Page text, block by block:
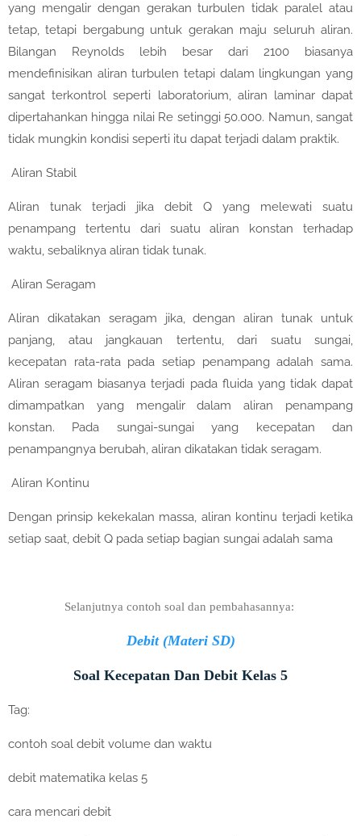
yang mengalir dengan gerakan turbulen tidak paralel atau
tetap, tetapi bergabung untuk gerakan maju seluruh aliran.
Bilangan Reynolds lebih besar dari 2100 biasanya
mendefinisikan aliran turbulen tetapi dalam lingkungan yang
sangat terkontrol seperti laboratorium, aliran laminar dapat
dipertahankan hingga nilai Re setinggi 50.000. Namun, sangat
tidak mungkin kondisi seperti itu dapat terjadi dalam praktik.
Aliran Stabil
Aliran tunak terjadi jika debit Q yang melewati suatu
penampang tertentu dari suatu aliran konstan terhadap
waktu, sebaliknya aliran tidak tunak.
Aliran Seragam
Aliran dikatakan seragam jika, dengan aliran tunak untuk
panjang, atau jangkauan tertentu, dari suatu sungai,
kecepatan rata-rata pada setiap penampang adalah sama.
Aliran seragam biasanya terjadi pada fluida yang tidak dapat
dimampatkan yang mengalir dalam aliran penampang
konstan. Pada sungai-sungai yang kecepatan dan
penampangnya berubah, aliran dikatakan tidak seragam.
Aliran Kontinu
Dengan prinsip kekekalan massa, aliran kontinu terjadi ketika
setiap saat, debit Q pada setiap bagian sungai adalah sama
Selanjutnya contoh soal dan pembahasannya:
Debit (Materi SD)
Soal Kecepatan Dan Debit Kelas 5
Tag:
contoh soal debit volume dan waktu
debit matematika kelas 5
cara mencari debit